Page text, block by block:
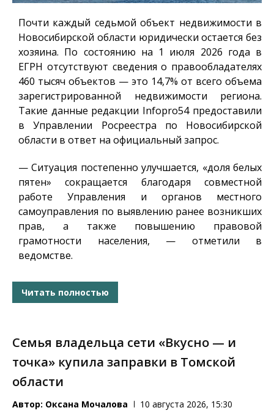
Почти каждый седьмой объект недвижимости в
Новосибирской области юридически остается без
хозяина. По состоянию на 1 июля 2026 года в
ЕГРН отсутствуют сведения о правообладателях
460 тысяч объектов — это 14,7% от всего объема
зарегистрированной недвижимости региона.
Такие данные редакции Infopro54предоставили
в Управлении Росреестра по Новосибирской
области в ответ на официальный запрос.
— Ситуация постепенно улучшается, «доля белых
пятен» сокращается благодаря совместной
работе Управления и органов местного
самоуправления по выявлению ранее возникших
прав, а также повышению правовой
грамотности населения, — отметили в
ведомстве.
Читать полностью
Семья владельца сети «Вкусно — и
точка» купила заправки в Томской
области
Автор: Оксана Мочалова 10 августа 2026, 15:30